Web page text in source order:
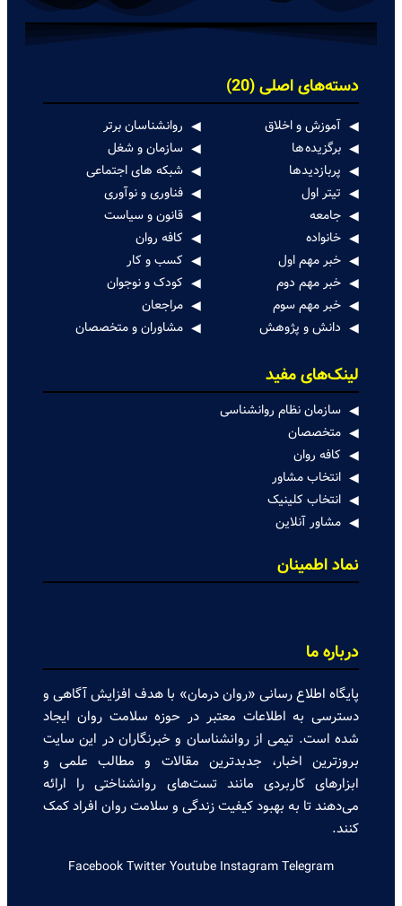
دسته‌های اصلی (20)
آموزش و اخلاق
برگزیده ها
پربازدیدها
تیتر اول
جامعه
خانواده
خبر مهم اول
خبر مهم دوم
خبر مهم سوم
دانش و پژوهش
روانشناسان برتر
سازمان و شغل
شبکه های اجتماعی
فناوری و نوآوری
قانون و سیاست
کافه روان
کسب و کار
کودک و نوجوان
مراجعان
مشاوران و متخصصان
لینک‌های مفید
سازمان نظام روانشناسی
متخصصان
کافه روان
انتخاب مشاور
انتخاب کلینیک
مشاور آنلاین
نماد اطمینان
درباره ما
پایگاه اطلاع رسانی «روان درمان» با هدف افزایش آگاهی و
دسترسی به اطلاعات معتبر در حوزه سلامت روان ایجاد
شده است. تیمی از روانشناسان و خبرنگاران در این سایت
بروزترین اخبار، جدبدترین مقالات و مطالب علمی و
ابزارهای کاربردی مانند تست‌های روانشناختی را ارائه
می‌دهند تا به بهبود کیفیت زندگی و سلامت روان افراد کمک
کنند.
FacebookTwitterYoutube InstagramTelegram